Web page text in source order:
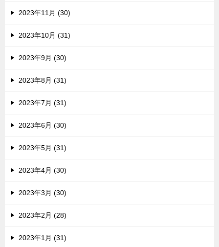
2023年11月 (30)
2023年10月 (31)
2023年9月 (30)
2023年8月 (31)
2023年7月 (31)
2023年6月 (30)
2023年5月 (31)
2023年4月 (30)
2023年3月 (30)
2023年2月 (28)
2023年1月 (31)